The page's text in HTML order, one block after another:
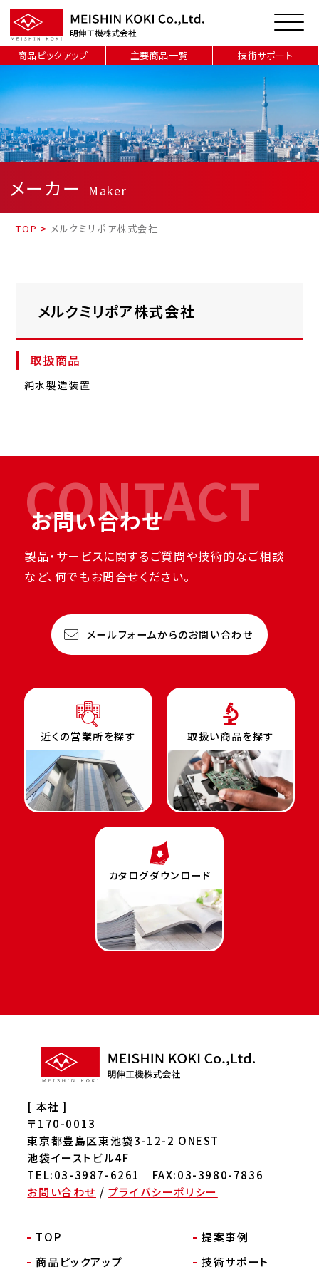
商品ピックアップ 主要商品一覧 技術サポート
メーカー Maker
TOP > メルクミリポア株式会社
メルクミリポア株式会社
取扱商品
純水製造装置
CONTACT
お問い合わせ
製品・サービスに関するご質問や技術的なご相談
など、何でもお問合せください。
メールフォームからのお問い合わせ
近くの営業所を探す 取扱い商品を探す
カタログダウンロード
[ 本社 ]
〒170-0013
東京都豊島区東池袋3-12-2 ONEST
池袋イーストビル4F
TEL:03-3987-6261 FAX:03-3980-7836
お問い合わせ / プライバシーポリシー
TOP
提案事例
商品ピックアップ
技術サポート